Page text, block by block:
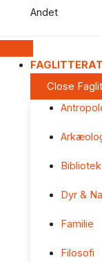
Andet
Close
Dyr &
Familie
Filosofi